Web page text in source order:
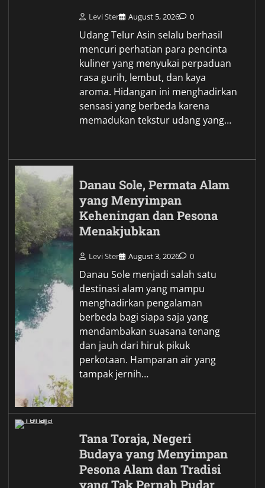
Levi Ster August 5, 2026 0
Udang Telur Asin selalu berhasil
mencuri perhatian para pencinta
kuliner yang menyukai perpaduan
rasa gurih, lembut, dan kaya
aroma. Hidangan ini menghadirkan
sensasi yang berbeda karena
memadukan tekstur udang yang…
Danau Sole, Permata Alam
yang Menyimpan
Keheningan dan Pesona
Menakjubkan
Levi Ster August 3, 2026 0
Danau Sole menjadi salah satu
destinasi alam yang mampu
menghadirkan pengalaman
berbeda bagi siapa saja yang
mendambakan suasana tenang
dan jauh dari hiruk pikuk
perkotaan. Hamparan air yang
tampak jernih…
Tana Toraja, Negeri
Budaya yang Menyimpan
Pesona Alam dan Tradisi